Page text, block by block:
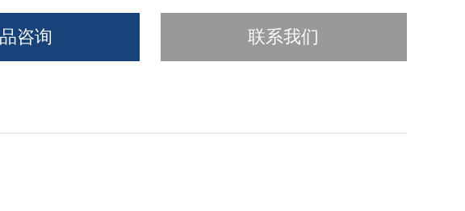
咨询 联系我们